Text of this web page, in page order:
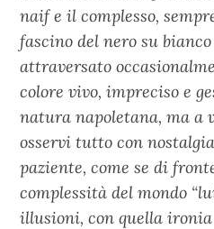
naif e il complesso,
fascino del nero su
attraversato
colore vivo, impreciso e
natura napoletana, ma a
osservi tutto con
paziente, come se di
complessità del mondo
illusioni, con quella